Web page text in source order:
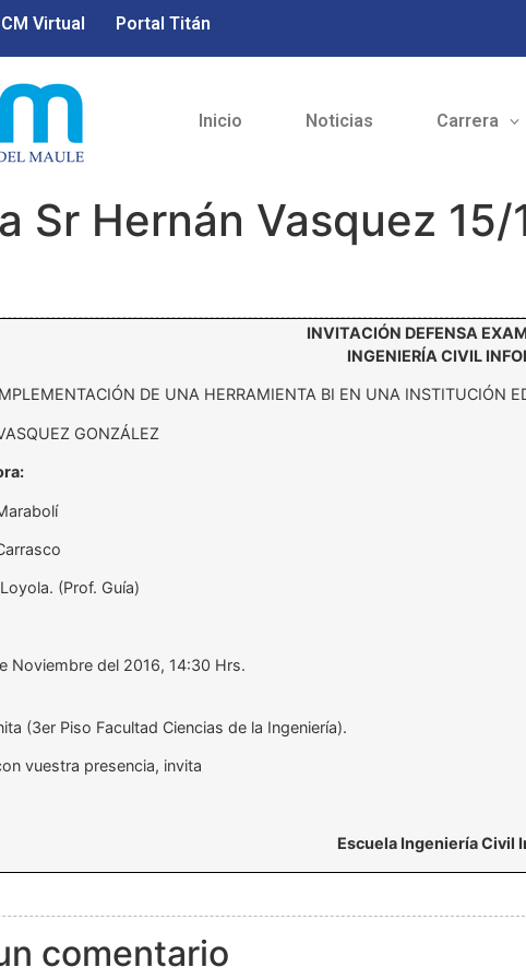
Virtual Portal Titán
Inicio Noticias Carrera
Sr Hernán Vasquez
INVITACIÓN DEFENSA
INGENIERÍA CIVIL
DE UNA HERRAMIENTA BI EN UNA INSTITUCIÓN
GONZÁLEZ
(Prof. Guía)
Noviembre del 2016, 14:30 Hrs.
(3er Piso Facultad Ciencias de la Ingeniería).
vuestra presencia, invita
Escuela Ingeniería Civil
comentario